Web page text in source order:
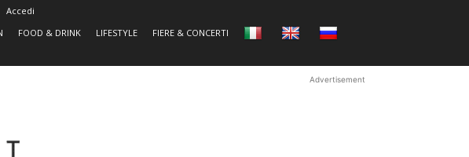
Accedi
FOOD & DRINK LIFESTYLE FIERE & CONCERTI
Advertisement